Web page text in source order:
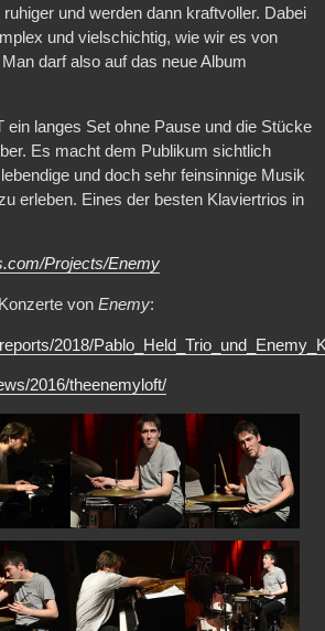
und werden dann kraftvoller. Dabei
und vielschichtig, wie wir es von
darf also auf das neue Album
ein langes Set ohne Pause und die Stücke
Es macht dem Publikum sichtlich
und doch sehr feinsinnige Musik
erleben. Eines der besten Klaviertrios in
Projects/Enemy
von Enemy:
2018/
2016/theenemyloft/